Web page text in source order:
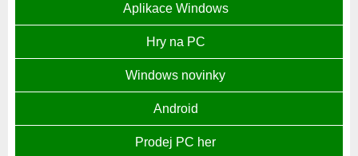
Aplikace Windows
Hry na PC
Windows novinky
Android
Prodej PC her